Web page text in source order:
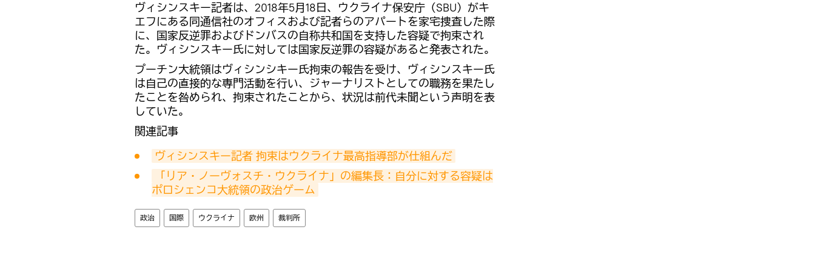
ヴィシンスキー記者は、2018年5月18日、ウクライナ保安庁（SBU）がキ
エフにある同通信社のオフィスおよび記者らのアパートを家宅捜査した際
に、国家反逆罪およびドンバスの自称共和国を支持した容疑で拘束され
た。ヴィシンスキー氏に対しては国家反逆罪の容疑があると発表された。
プーチン大統領はヴィシンシキー氏拘束の報告を受け、ヴィシンスキー氏
は自己の直接的な専門活動を行い、ジャーナリストとしての職務を果たし
たことを咎められ、拘束されたことから、状況は前代未聞という声明を表
していた。
関連記事
ヴィシンスキー記者 拘束はウクライナ最高指導部が仕組んだ
「リア・ノーヴォスチ・ウクライナ」の編集長：自分に対する容疑は
ポロシェンコ大統領の政治ゲーム
政治 国際 ウクライナ 欧州 裁判所